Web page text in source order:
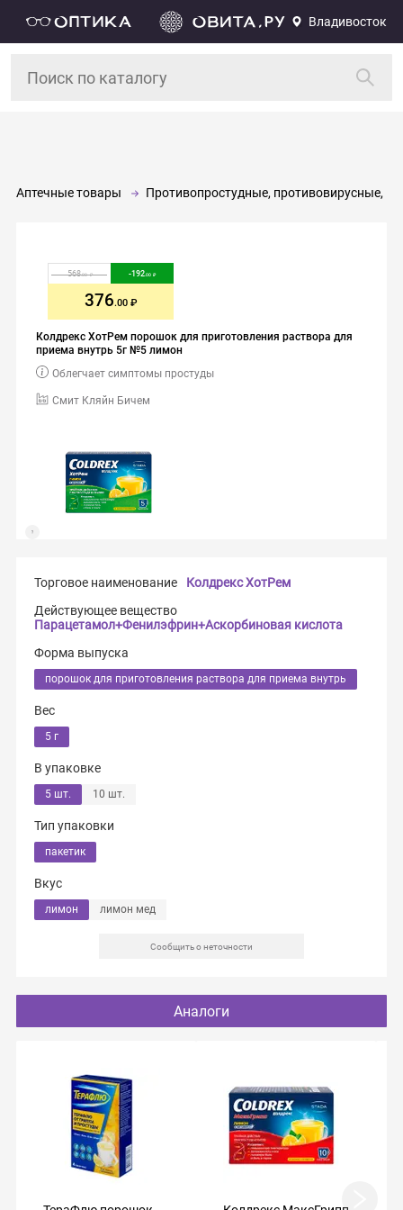
Владивосток
Аптечные товары Противопростудные, противовирусные,
Колдрекс ХотРем порошок для приготовления раствора для
приема внутрь 5г №5 лимон
Смит Кляйн Бичем
Облегчает симптомы простуды
568.00 -192.00
376.00
Торговое наименование
Колдрекс ХотРем
Действующее вещество
Парацетамол+Фенилэфрин+Аскорбиновая кислота
Форма выпуска
порошок для приготовления раствора для приема внутрь
Вес
5 г
В упаковке
5 шт. 10 шт.
Тип упаковки
пакетик
Вкус
лимон лимон мед
Сообщить о неточности
Аналоги